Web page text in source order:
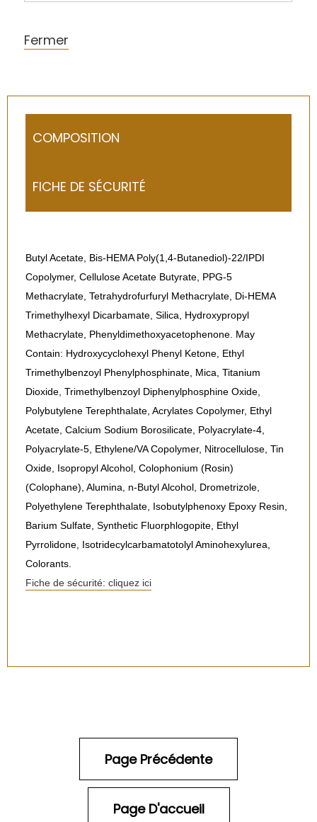
Fermer
COMPOSITION
FICHE DE SÉCURITÉ
Butyl Acetate, Bis-HEMA Poly(1,4-Butanediol)-22/IPDI
Copolymer, Cellulose Acetate Butyrate, PPG-5
Methacrylate, Tetrahydrofurfuryl Methacrylate, Di-HEMA
Trimethylhexyl Dicarbamate, Silica, Hydroxypropyl
Methacrylate, Phenyldimethoxyacetophenone. May
Contain: Hydroxycyclohexyl Phenyl Ketone, Ethyl
Trimethylbenzoyl Phenylphosphinate, Mica, Titanium
Dioxide, Trimethylbenzoyl Diphenylphosphine Oxide,
Polybutylene Terephthalate, Acrylates Copolymer, Ethyl
Acetate, Calcium Sodium Borosilicate, Polyacrylate-4,
Polyacrylate-5, Ethylene/VA Copolymer, Nitrocellulose, Tin
Oxide, Isopropyl Alcohol, Colophonium (Rosin)
(Colophane), Alumina, n-Butyl Alcohol, Drometrizole,
Polyethylene Terephthalate, Isobutylphenoxy Epoxy Resin,
Barium Sulfate, Synthetic Fluorphlogopite, Ethyl
Pyrrolidone, Isotridecylcarbamatotolyl Aminohexylurea,
Colorants.
Fiche de sécurité: cliquez ici